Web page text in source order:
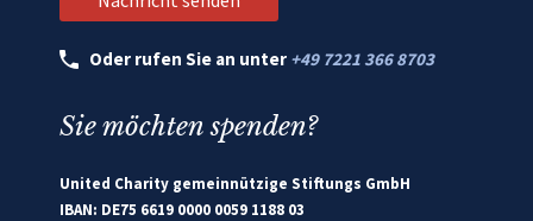
Oder rufen Sie an unter +49 7221 366 8703
Sie möchten spenden?
United Charity gemeinnützige Stiftungs GmbH
IBAN: DE75 6619 0000 0059 1188 03